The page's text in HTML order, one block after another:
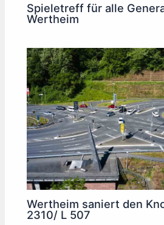
Spieletreff für alle
Wertheim
Wertheim saniert den
2310/ L 507